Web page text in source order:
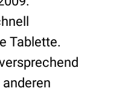
Tablette.